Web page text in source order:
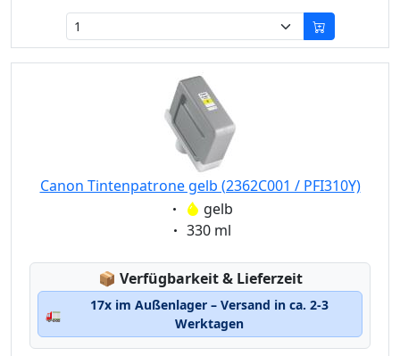
Canon Tintenpatrone gelb (2362C001 / PFI310Y)
Eigenschaft:
gelb
Eigenschaft:
330 ml
📦 Lagerstatus:
Verfügbarkeit & Lieferzeit
🚛
17x im Außenlager – Versand in ca. 2-3
Werktagen